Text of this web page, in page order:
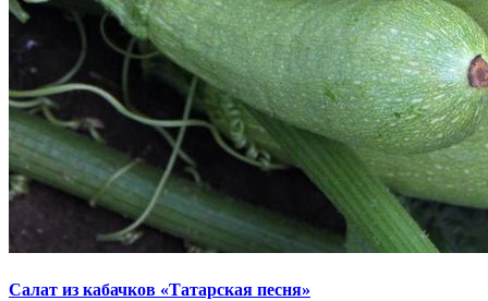
Салат из кабачков «Татарская песня»